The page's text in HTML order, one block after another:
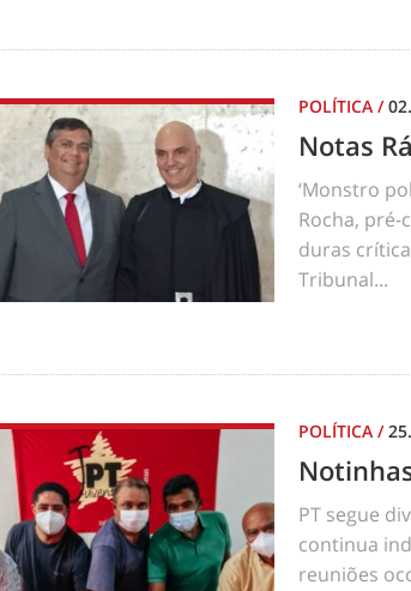
POLÍTICA /
Notas
‘Monstro
Rocha, pré-
duras
Tribunal...
POLÍTICA /
PT segue
continua
reuniões